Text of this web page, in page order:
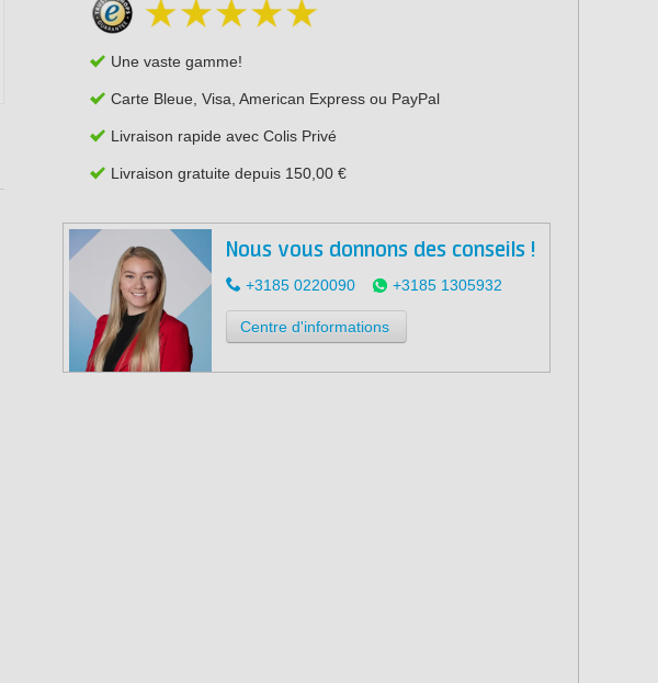
Une vaste gamme!
Carte Bleue, Visa, American Express ou PayPal
Livraison rapide avec Colis Privé
Livraison gratuite depuis 150,00 €
Nous vous donnons des conseils !
+3185 0220090 +3185 1305932
Centre d'informations